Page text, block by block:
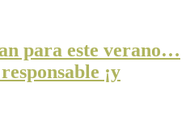
para este verano…
¡y